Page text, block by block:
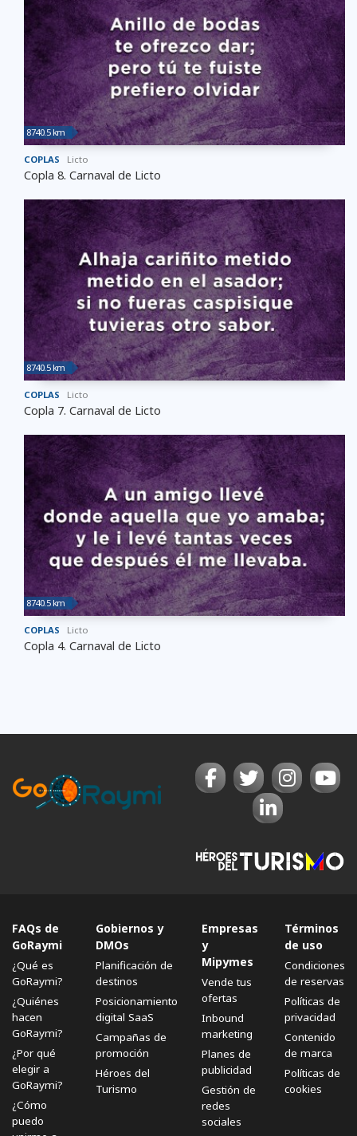
8740.5 km
COPLAS Licto
Copla 8. Carnaval de Licto
8740.5 km
COPLAS Licto
Copla 7. Carnaval de Licto
8740.5 km
COPLAS Licto
Copla 4. Carnaval de Licto
FAQs de
GoRaymi
¿Qué es
GoRaymi?
¿Quiénes
hacen
GoRaymi?
¿Por qué
elegir a
GoRaymi?
¿Cómo
puedo
Gobiernos y
DMOs
Planificación de
destinos
Posicionamiento
digital SaaS
Campañas de
promoción
Héroes del
Turismo
Empresas
y
Mipymes
Vende tus
ofertas
Inbound
marketing
Planes de
publicidad
Gestión de
redes
sociales
Términos
de uso
Condiciones
de reservas
Políticas de
privacidad
Contenido
de marca
Políticas de
cookies